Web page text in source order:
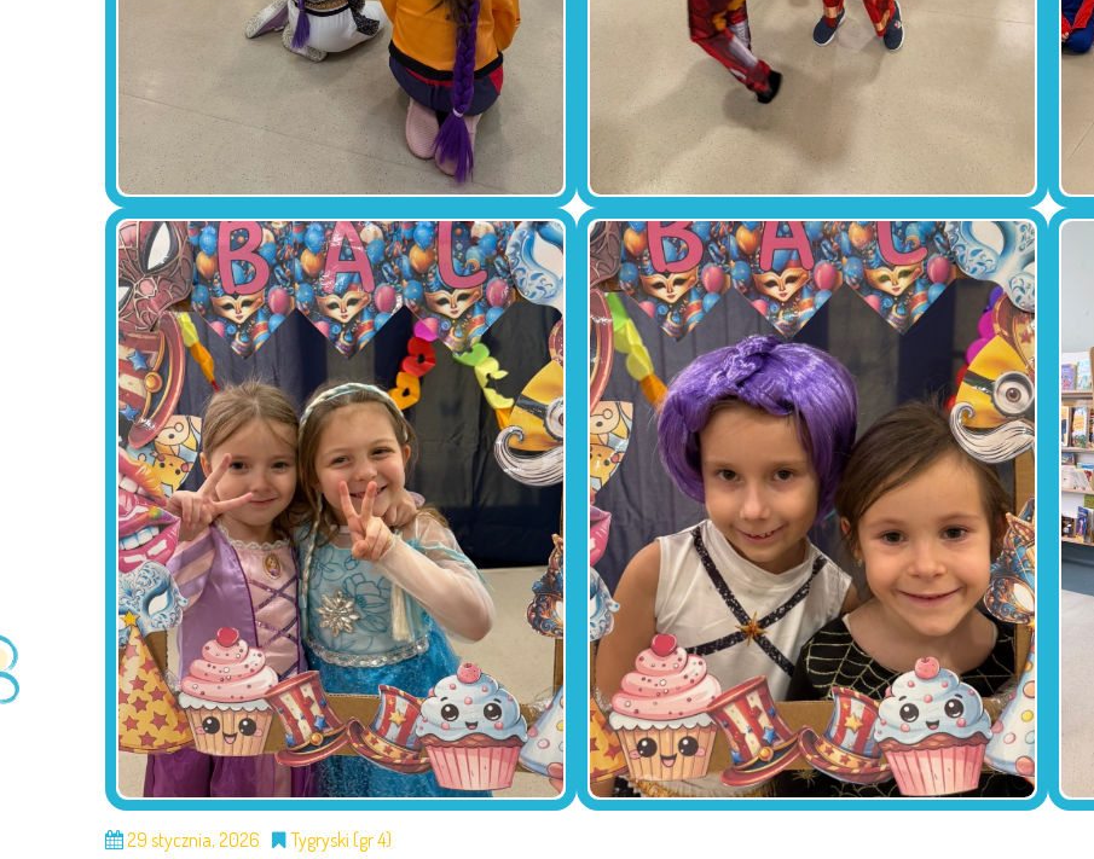
29 stycznia, 2026 Tygryski (gr 4)